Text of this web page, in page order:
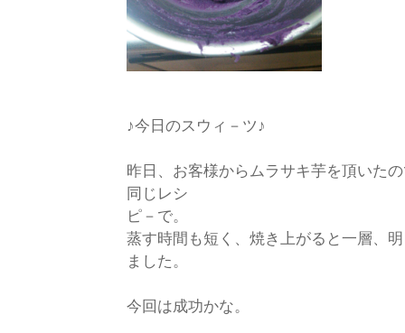
♪今日のスウィ－ツ♪
昨日、お客様からムラサキ芋を頂いた
同じレシ
ピ－で。
蒸す時間も短く、焼き上がると一層、
ました。
今回は成功かな。